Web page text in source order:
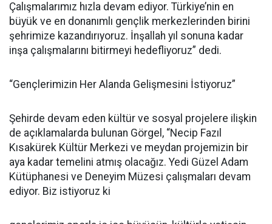
Çalışmalarımız hızla devam ediyor. Türkiye’nin en
büyük ve en donanımlı gençlik merkezlerinden birini
şehrimize kazandırıyoruz. İnşallah yıl sonuna kadar
inşa çalışmalarını bitirmeyi hedefliyoruz” dedi.
“Gençlerimizin Her Alanda Gelişmesini İstiyoruz”
Şehirde devam eden kültür ve sosyal projelere ilişkin
de açıklamalarda bulunan Görgel, “Necip Fazıl
Kısakürek Kültür Merkezi ve meydan projemizin bir
aya kadar temelini atmış olacağız. Yedi Güzel Adam
Kütüphanesi ve Deneyim Müzesi çalışmaları devam
ediyor. Biz istiyoruz ki